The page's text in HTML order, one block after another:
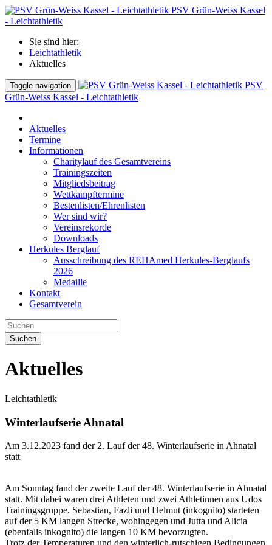
PSV Grün-Weiss Kassel
- Leichtathletik
Sie sind hier:
Leichtathletik
Aktuelles
Toggle navigation
PSV
Grün-Weiss Kassel - Leichtathletik
Aktuelles
Termine
Informationen
Charitylauf des Gesamtvereins
Trainingszeiten
Mitgliedsbeitrag
Wettkampftermine
Bestenlisten/Ehrenlisten
Wer sind wir?
Vereinsrekorde
Downloads
Herkules Berglauf
Ausschreibung des REHAmed Herkules-Berglaufs
2026
Medaille
Kontakt
Gesamtverein
Suchen
Aktuelles
Leichtathletik
Winterlaufserie Ahnatal
Am 3.12.2023 fand der 2. Lauf der 48. Winterlaufserie in Ahnatal
statt
Am Sonntag fand der zweite Lauf der 48. Winterlaufserie in Ahnatal
statt. Mit dabei waren drei Athleten und zwei Athletinnen aus Udos
Trainingsgruppe. Sebastian, Fazli und Helmut (inkognito) starteten
auf der 5 KM langen Strecke, wohingegen und Jutta und Alicia
(ebenfalls inkognito) die langen 10 KM bevorzugten.